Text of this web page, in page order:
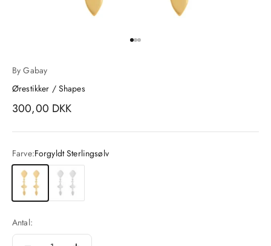
Gå til element 1
Gå til element 2
Gå til element 3
By Gabay
Ørestikker / Shapes
Salgspris
300,00 DKK
Farve:Forgyldt Sterlingsølv
Forgyldt Sterlingsølv
Sterlingsølv
Antal: